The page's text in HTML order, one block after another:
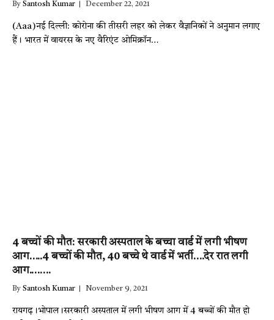
By Santosh Kumar December 22, 2021
(Aaa)नई दिल्ली: कोरोना की तीसरी लहर को लेकर वैज्ञानिकों ने अनुमान लगाए
हैं। भारत में वायरस के नए वैरिएंट ओमिक्रॉन…
4 बच्चों की मौत: सरकारी अस्पताल के बच्चा वार्ड में लगी भीषण
आग…..4 बच्चों की मौत, 40 बच्चे थे वार्ड में भर्ती….देर रात लगी
आग.…….
By Santosh Kumar November 9, 2021
रायगढ़।भोपाल।सरकारी अस्पताल में लगी भीषण आग में 4 बच्चों की मौत हो